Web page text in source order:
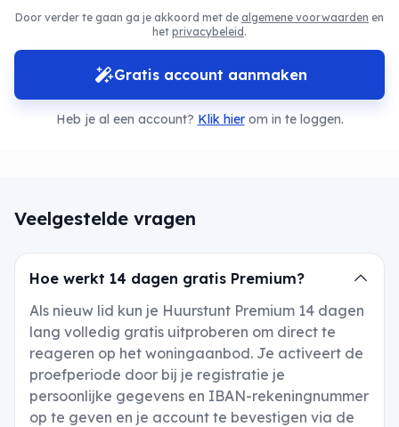
Door verder te gaan ga je akkoord met de algemene voorwaarden en
het privacybeleid .
Gratis account aanmaken
Heb je al een account? Klik hierom in te loggen.
Veelgestelde vragen
Hoe werkt 14 dagen gratis Premium?
Als nieuw lid kun je Huurstunt Premium 14 dagen
lang volledig gratis uitproberen om direct te
reageren op het woningaanbod. Je activeert de
proefperiode door bij je registratie je
persoonlijke gegevens en IBAN-rekeningnummer
op te geven en je account te bevestigen via de